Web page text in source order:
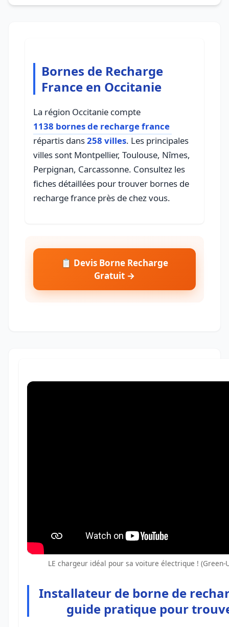
Bornes de Recharge
France en Occitanie
La région Occitanie compte
1138 bornes de recharge france
répartis dans258 villes. Les principales
villes sont Montpellier, Toulouse, Nîmes,
Perpignan, Carcassonne. Consultez les
fiches détaillées pour trouver bornes de
recharge france près de chez vous.
📋 Devis Borne Recharge
Gratuit →
LE chargeur idéal pour sa voiture électrique ! (Green-
Installateur de borne de
guide pratique pour